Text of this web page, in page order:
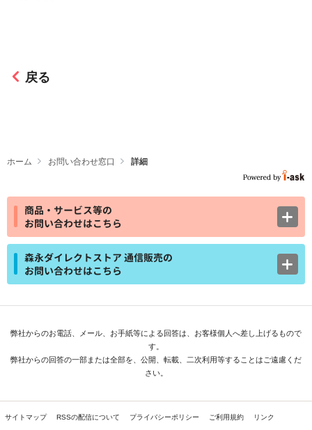
戻る
ホーム お問い合わせ窓口 詳細
商品・サービス等の
お問い合わせはこちら
森永ダイレクトストア 通信販売の
お問い合わせはこちら
弊社からのお電話、メール、お手紙等による回答は、お客様個人へ差し上げるもので
す。
弊社からの回答の一部または全部を、公開、転載、二次利用等することはご遠慮くだ
さい。
サイトマップ RSSの配信について プライバシーポリシー ご利用規約 リンク